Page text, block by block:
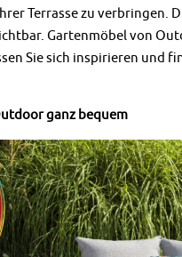
Terrasse zu verbringen.
Gartenmöbel von
Sie sich inspirieren und
ganz bequem